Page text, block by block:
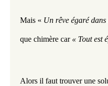
Mais « Un rêve égaré dans
que chimère car « Tout est
Alors il faut trouver une